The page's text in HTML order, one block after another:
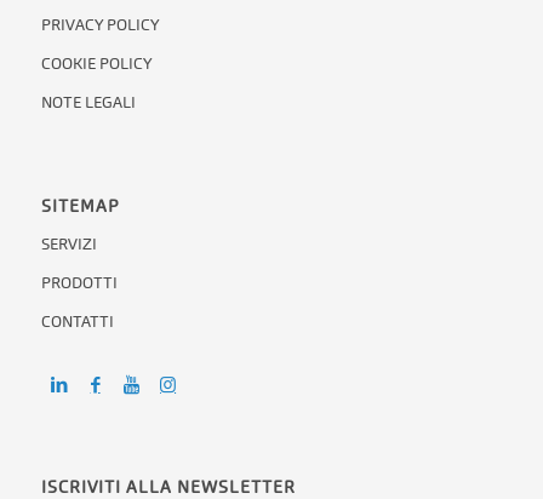
PRIVACY POLICY
COOKIE POLICY
NOTE LEGALI
SITEMAP
SERVIZI
PRODOTTI
CONTATTI
ISCRIVITI ALLA NEWSLETTER